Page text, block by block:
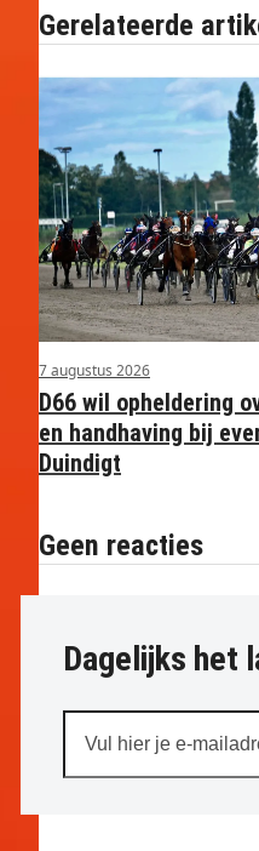
Gerelateerde
7 augustus 2026
D66 wil opheldering
en handhaving bij
Duindigt
Geen reacties
Dagelijks het
hier
je